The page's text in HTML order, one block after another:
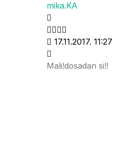
mika.KA
17.11.2017. 11:27
Mali!dosadan si!!